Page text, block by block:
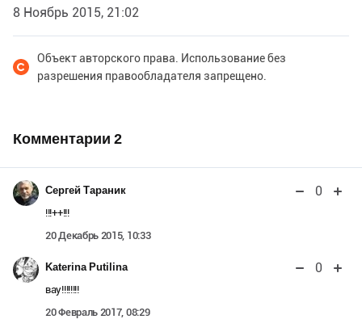
8 Ноябрь 2015, 21:02
Объект авторского права. Использование без
разрешения правообладателя запрещено.
Комментарии 2
Сергей Тараник 0
!!!++!!!
20 Декабрь 2015, 10:33
Katerina Putilina 0
вау!!!!!!!!
20 Февраль 2017, 08:29